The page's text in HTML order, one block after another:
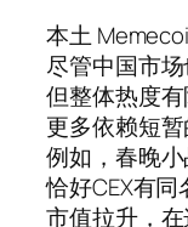
本土
尽管中国市
但整体热度
更多依赖短暂
例如，春晚
恰好CEX有
市值拉升，